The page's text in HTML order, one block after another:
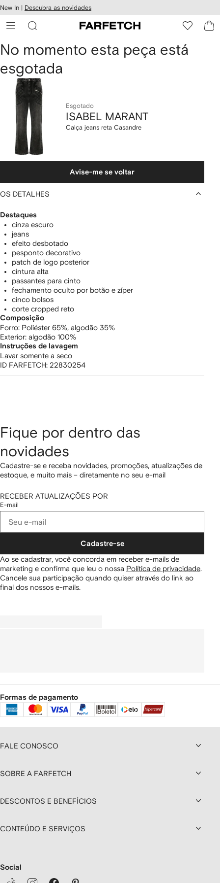
o
New In | Descubra as novidades
ISABEL
MARANT
Calça
jeans
reta
Casandre
No momento esta peça está
esgotada
Esgotado
ISABEL MARANT
Calça jeans reta Casandre
Avise-me se voltar
OS DETALHES
Destaques
cinza escuro
jeans
efeito desbotado
pesponto decorativo
patch de logo posterior
cintura alta
passantes para cinto
fechamento oculto por botão e zíper
cinco bolsos
corte cropped reto
Composição
Forro: Poliéster 65%, algodão 35%
Exterior: algodão 100%
Instruções de lavagem
Lavar somente a seco
ID FARFETCH: 22830254
Fique por dentro das
novidades
Cadastre-se e receba novidades, promoções, atualizações de
estoque, e muito mais – diretamente no seu e-mail
RECEBER ATUALIZAÇÕES POR
E-mail
Cadastre-se
Ao se cadastrar, você concorda em receber e-mails de
marketing e confirma que leu o nossa Política de privacidade.
Cancele sua participação quando quiser através do link ao
final dos nossos e-mails.
Formas de pagamento
FALE CONOSCO
SOBRE A FARFETCH
DESCONTOS E BENEFÍCIOS
CONTEÚDO E SERVIÇOS
Social